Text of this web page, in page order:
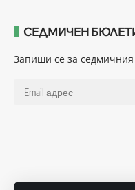
СЕДМИЧЕН
Запиши се за